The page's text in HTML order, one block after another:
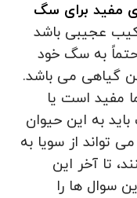
مفید برای سگ
عجیبی باشد
حتماً به سگ خود
گیاهی می باشد.
مفید است یا
به این حیوان
تواند از سویا به
تا آخر این
سوال ها را